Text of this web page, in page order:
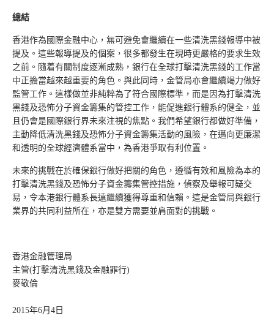
總結
香港作為國際金融中心，無可避免會繼續在一些清洗黑錢報導中被
提及。這些報導提及的個案，很多都發生在現時更嚴格的要求生效
之前。隨着有關制度逐漸成熟，銀行在全球打擊清洗黑錢的工作當
中正擔當越來越重要的角色。與此同時，金管局亦會繼續竭力做好
監管工作。這樣做並非純粹為了符合國際標準，而是因為打擊清洗
黑錢及恐怖分子資金籌集的管控工作，能促進銀行體系的健全，並
且仍會是國際銀行界未來注視的焦點。我們希望銀行都做好準備，
主動降低清洗黑錢及恐怖分子資金籌集活動的風險，在邁向更廉潔
和透明的全球經濟體系當中，為香港爭取有利位置。
未來的挑戰在於確保銀行做好把關的角色，遵循有效和風險為本的
打擊清洗黑錢及恐怖分子資金籌集管控措施，偵察及舉報可疑交
易，令本港銀行體系長遠繼續獲得尊重和信賴。這是金管局與銀行
業界的共同利益所在，亦是雙方需要並肩面對的挑戰。
香港金融管理局
主管(打擊清洗黑錢及金融罪行)
麥敬倫
2015年6月4日